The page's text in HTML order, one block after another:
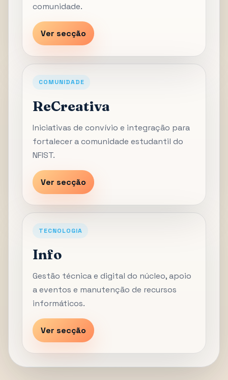
comunidade.
Ver secção
COMUNIDADE
ReCreativa
Iniciativas de convívio e integração para
fortalecer a comunidade estudantil do
NFIST.
Ver secção
TECNOLOGIA
Info
Gestão técnica e digital do núcleo, apoio
a eventos e manutenção de recursos
informáticos.
Ver secção